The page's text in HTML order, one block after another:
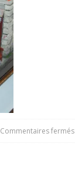
Commentaires fermés